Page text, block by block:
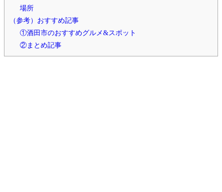
場所
（参考）おすすめ記事
①酒田市のおすすめグルメ&スポット
②まとめ記事